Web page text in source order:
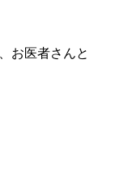
お医者さんと